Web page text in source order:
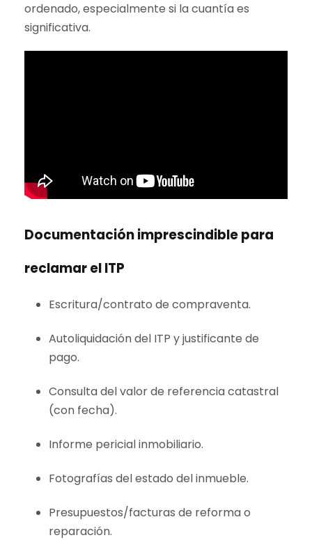
ordenado, especialmente si la cuantía es
significativa.
Documentación imprescindible para
reclamar el ITP
Escritura/contrato de compraventa.
Autoliquidación del ITP y justificante de
pago.
Consulta del valor de referencia catastral
(con fecha).
Informe pericial inmobiliario.
Fotografías del estado del inmueble.
Presupuestos/facturas de reforma o
reparación.